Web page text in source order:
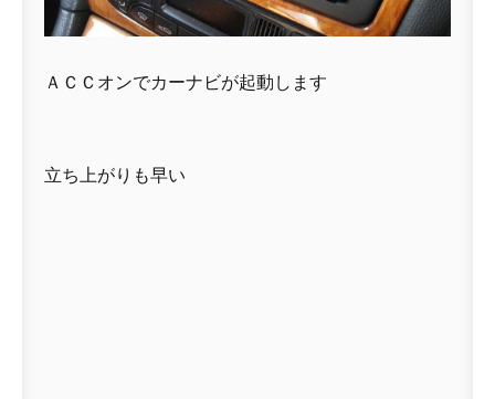
ＡＣＣオンでカーナビが起動します
立ち上がりも早い